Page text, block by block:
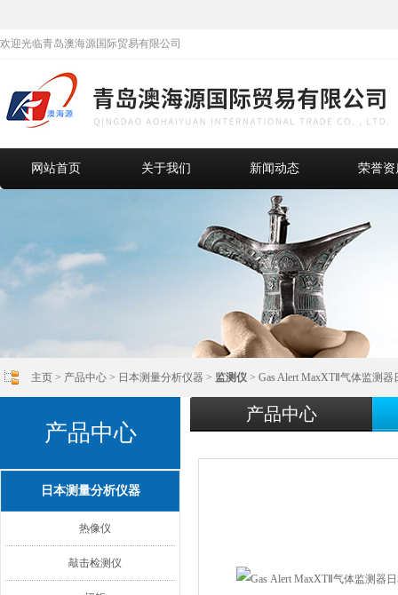
欢迎光临青岛澳海源国际贸易有限公司
网站首页 关于我们 新闻动态 荣誉资
主页 > 产品中心 > 日本测量分析仪器 > 监测仪 > Gas Alert MaxXTⅡ气体监测器
产品中心
日本测量分析仪器
热像仪
敲击检测仪
产品中心